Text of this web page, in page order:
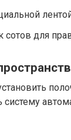
для